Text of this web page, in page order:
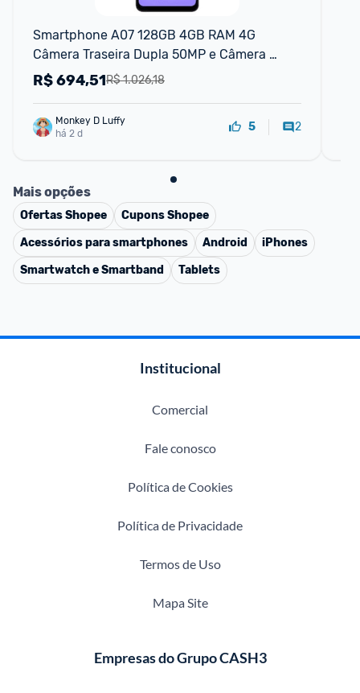
Smartphone A07 128GB 4GB RAM 4G
Câmera Traseira Dupla 50MP e Câmera
Frontal 8MP Samsung
R$ 1.026,18
R$694,51
Monkey D Luffy
há 2 d
5 2
Mais opções
OfertasShopee CuponsShopee
Acessórios para smartphones
Android
iPhones
Smartwatch e Smartband
Tablets
Institucional
Comercial
Fale conosco
Política de Cookies
Política de Privacidade
Termos de Uso
Mapa Site
Empresas do Grupo CASH3